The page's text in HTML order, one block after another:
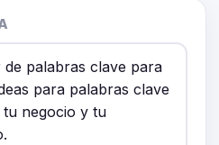
palabras clave para
para palabras clave
negocio y tu